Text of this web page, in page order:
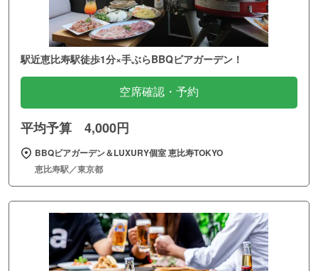
駅近恵比寿駅徒歩1分×手ぶらBBQビアガーデン！
空席確認・予約
平均予算 4,000円
BBQビアガーデン＆LUXURY個室 恵比寿TOKYO
恵比寿駅／東京都